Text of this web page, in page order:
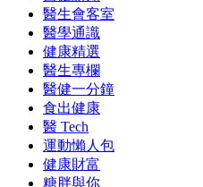
醫生會客室
醫學通識
健康精選
醫生專欄
醫健一分鐘
食出健康
醫 Tech
運動懶人包
健康財富
糖胖與你